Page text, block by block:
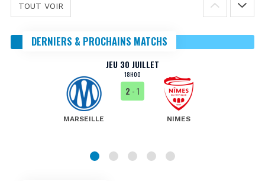
TOUT VOIR
DERNIERS & PROCHAINS MATCHS
JEU 30 JUILLET
18H00
MARSEILLE
2 - 1
NIMES